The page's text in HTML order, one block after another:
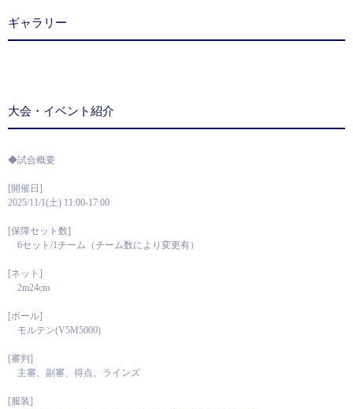
ギャラリー
大会・イベント紹介
◆試合概要
[開催日]
2025/11/1(土) 11:00-17:00
[保障セット数]
6セット/1チーム（チーム数により変更有）
[ネット]
2m24cm
[ボール]
モルテン(V5M5000)
[審判]
主審、副審、得点、ラインズ
[服装]